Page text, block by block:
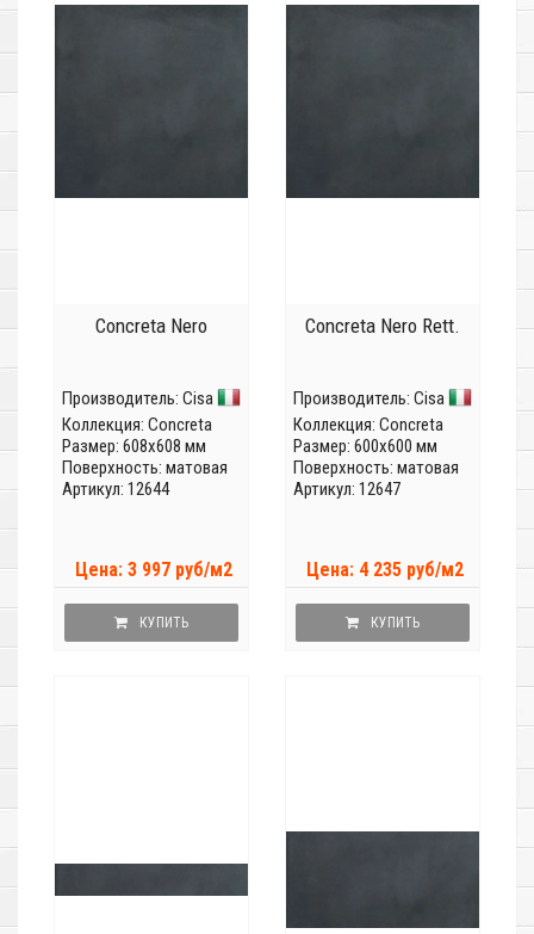
Concreta Nero
Производитель: Cisa
Коллекция: Concreta
Размер: 608x608 мм
Поверхность: матовая
Артикул: 12644
Цена: 3 997 руб/м2
КУПИТЬ
Concreta Nero Rett.
Производитель: Cisa
Коллекция: Concreta
Размер: 600x600 мм
Поверхность: матовая
Артикул: 12647
Цена: 4 235 руб/м2
КУПИТЬ